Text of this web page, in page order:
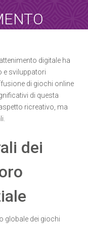
categoría-Il ruolo dei…
digitale ha
e sviluppatori
di giochi online
di questa
ricreativo, ma
dei
globale dei giochi